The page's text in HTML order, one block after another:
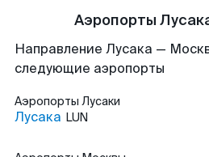
Аэропорты
Направление Лусака —
следующие аэропорты
Аэропорты Лусаки
Лусака LUN